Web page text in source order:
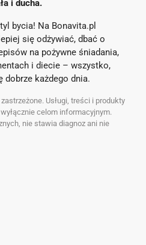
i ducha.
bycia! Na Bonavita.pl
się odżywiać, dbać o
na pożywne śniadania,
i diecie – wszystko,
dobrze każdego dnia.
Usługi, treści i produkty
celom informacyjnym.
nie stawia diagnoz ani nie